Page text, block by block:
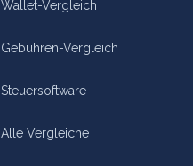
Wallet-Vergleich
Gebühren-Vergleich
Steuersoftware
Alle Vergleiche